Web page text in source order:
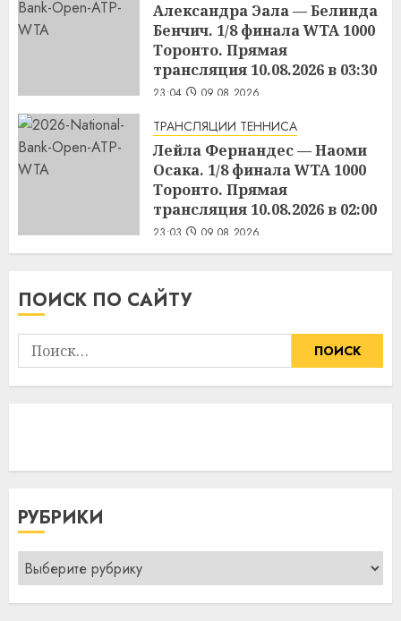
Александра Эала — Белинда
Бенчич. 1/8 финала WTA 1000
Торонто. Прямая
трансляция 10.08.2026 в 03:30
23:04 09.08.2026
ТРАНСЛЯЦИИ ТЕННИСА
Лейла Фернандес — Наоми
Осака. 1/8 финала WTA 1000
Торонто. Прямая
трансляция 10.08.2026 в 02:00
23:03 09.08.2026
ПОИСК ПО САЙТУ
Найти:
РУБРИКИ
Рубрики